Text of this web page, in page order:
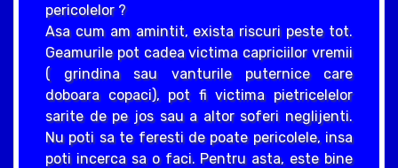
pericolelor ?
Asa cum am amintit, exista riscuri peste tot.
Geamurile pot cadea victima capriciilor vremii
( grindina sau vanturile puternice care
doboara copaci), pot fi victima pietricelelor
sarite de pe jos sau a altor soferi neglijenti.
Nu poti sa te feresti de poate pericolele, insa
poti incerca sa o faci. Pentru asta, este bine